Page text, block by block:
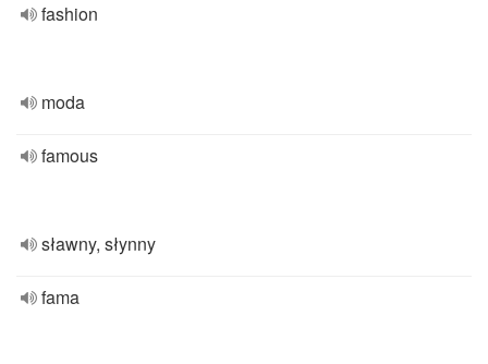
fashion
moda
famous
sławny, słynny
fama